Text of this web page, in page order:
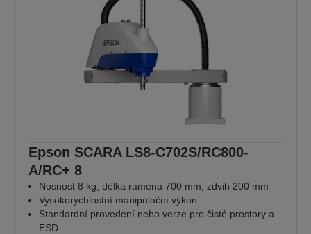
Epson SCARA LS8-C702S/RC800-
A/RC+ 8
Nosnost 8 kg, délka ramena 700 mm, zdvih 200 mm
Vysokorychlostní manipulační výkon
Standardní provedení nebo verze pro čisté prostory a
ESD